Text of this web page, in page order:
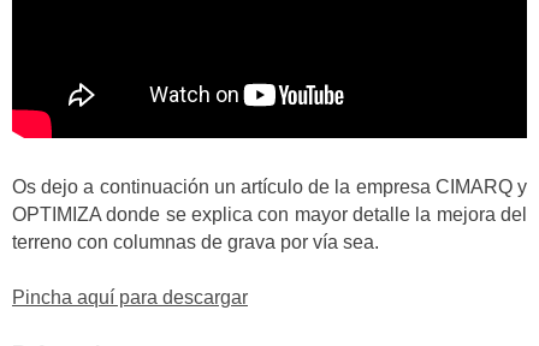
Os dejo a continuación un artículo de la empresa CIMARQ y
OPTIMIZA donde se explica con mayor detalle la mejora del
terreno con columnas de grava por vía sea.
Pincha aquí para descargar